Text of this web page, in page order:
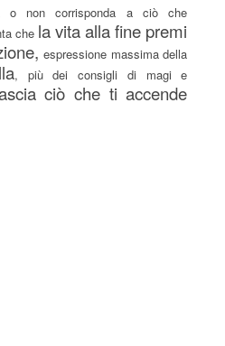
o non corrisponda a ciò che
che la vita alla fine premi
espressione massima della
, più dei consigli di magi e
ciò che ti accende